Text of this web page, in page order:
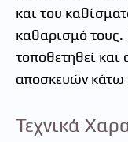
και του
καθαρισμό τους.
τοποθετηθεί και
αποσκευών κάτω
Τεχνικά